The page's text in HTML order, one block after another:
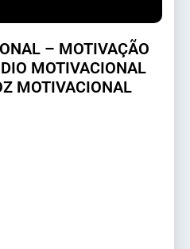
– MOTIVAÇÃO
MOTIVACIONAL
MOTIVACIONAL